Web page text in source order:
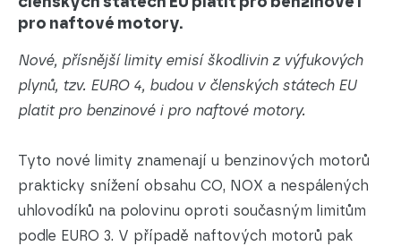
pro naftové motory.
Nové, přísnější limity emisí škodlivin z výfukových
plynů, tzv. EURO 4, budou v členských státech EU
platit pro benzinové i pro naftové motory.
Tyto nové limity znamenají u benzinových motorů
prakticky snížení obsahu CO, NOX a nespálených
uhlovodíků na polovinu oproti současným limitům
podle EURO 3. V případě naftových motorů pak